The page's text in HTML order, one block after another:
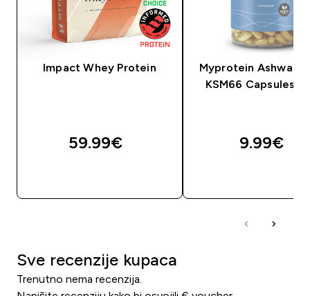
Impact Whey Protein
59.99€‎
Myprotein
KSM66 Capsules
9.99€‎
Sve recenzije kupaca
Trenutno nema recenzija.